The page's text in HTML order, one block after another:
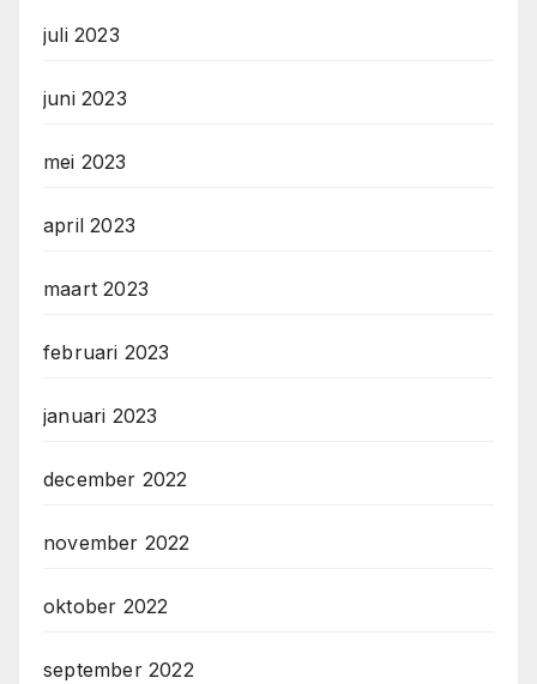
juli 2023
juni 2023
mei 2023
april 2023
maart 2023
februari 2023
januari 2023
december 2022
november 2022
oktober 2022
september 2022